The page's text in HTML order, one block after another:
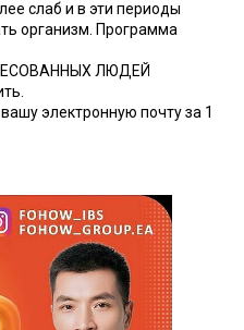
слаб и в эти периоды
организм. Программа
ЛЮДЕЙ
электронную почту за 1